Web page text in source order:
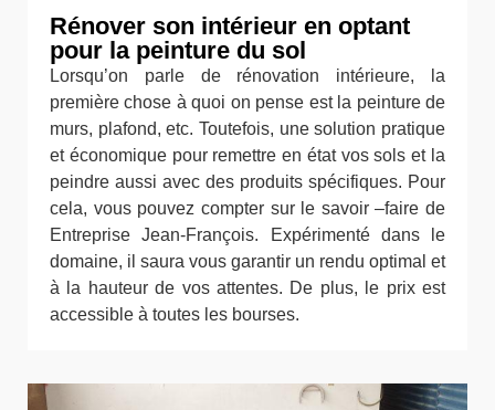
Rénover son intérieur en optant
pour la peinture du sol
Lorsqu’on parle de rénovation intérieure, la
première chose à quoi on pense est la peinture de
murs, plafond, etc. Toutefois, une solution pratique
et économique pour remettre en état vos sols et la
peindre aussi avec des produits spécifiques. Pour
cela, vous pouvez compter sur le savoir –faire de
Entreprise Jean-François. Expérimenté dans le
domaine, il saura vous garantir un rendu optimal et
à la hauteur de vos attentes. De plus, le prix est
accessible à toutes les bourses.